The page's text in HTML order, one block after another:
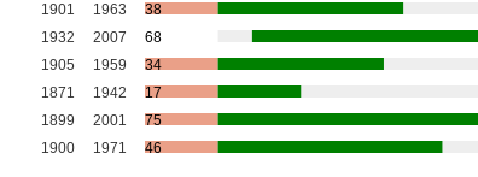
1901 1963
38
1932 2007
68
1905 1959
34
1871 1942
17
1899 2001
75
1900 1971 46